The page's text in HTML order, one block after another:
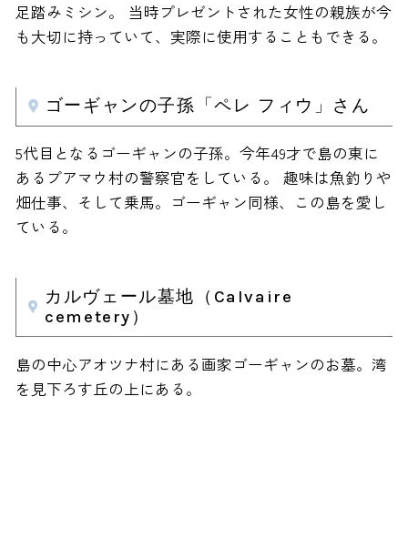
足踏みミシン。 当時プレゼントされた女性の親族が今
も大切に持っていて、実際に使用することもできる。
ゴーギャンの子孫「ペレ フィウ」さん
5代目となるゴーギャンの子孫。今年49才で島の東に
あるプアマウ村の警察官をしている。 趣味は魚釣りや
畑仕事、そして乗馬。ゴーギャン同様、この島を愛し
ている。
カルヴェール墓地（Calvaire
cemetery）
島の中心アオツナ村にある画家ゴーギャンのお墓。湾
を見下ろす丘の上にある。